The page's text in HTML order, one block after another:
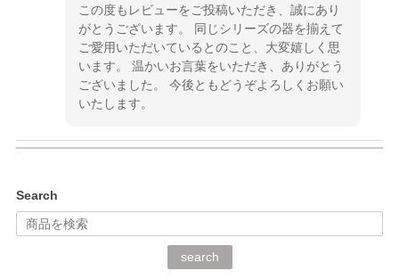
この度もレビューをご投稿いただき、誠にあり
がとうございます。 同じシリーズの器を揃えて
ご愛用いただいているとのこと、大変嬉しく思
います。 温かいお言葉をいただき、ありがとう
ございました。 今後ともどうぞよろしくお願い
いたします。
深さや大きさがとてもちょうど良く、手に馴染み、洗いやす
く、他の柄も何枚かこちらで買い、毎食時に使用していま
Search
search